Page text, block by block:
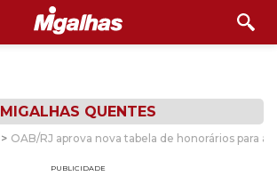
MIGALHAS QUENTES
> OAB/RJ aprova nova tabela de honorários para
PUBLICIDADE